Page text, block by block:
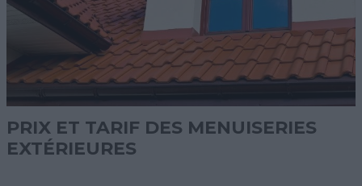
PRIX ET TARIF DES MENUISERIES
EXTÉRIEURES